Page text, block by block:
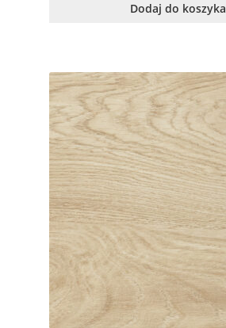
Dodaj do koszyka